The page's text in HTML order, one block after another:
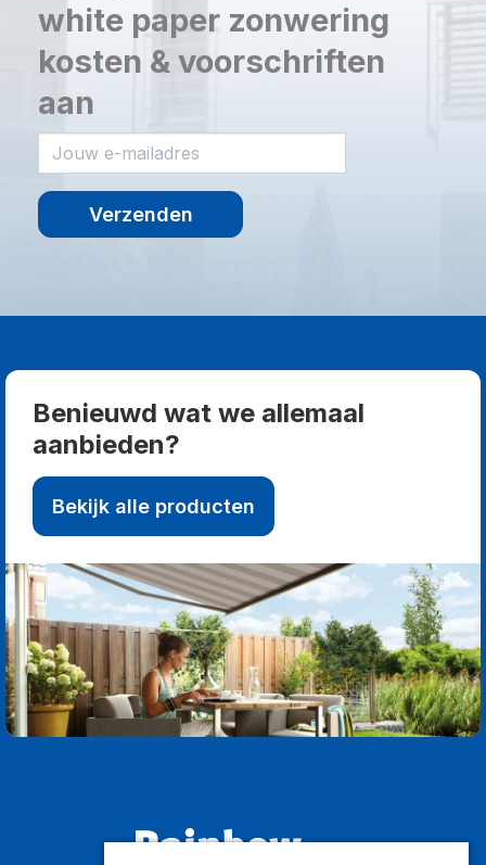
white paper zonwering
kosten & voorschriften
aan
Verzenden
Benieuwd wat we allemaal
aanbieden?
Bekijk alle producten